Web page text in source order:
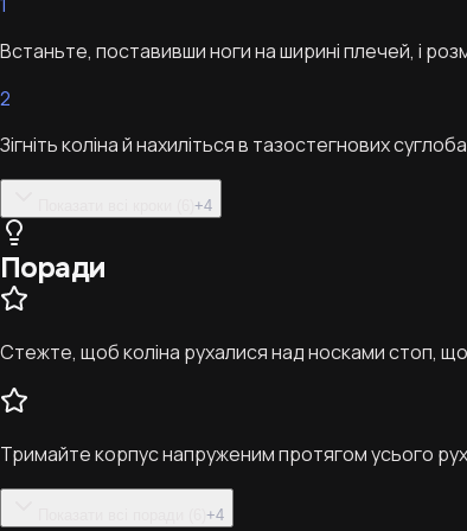
Встаньте, поставивши ноги на ширині плечей, і
2
Зігніть коліна й нахиліться в тазостегнових
+4
Поради
Стежте, щоб коліна рухалися над носками стоп,
Тримайте корпус напруженим протягом усього
+4